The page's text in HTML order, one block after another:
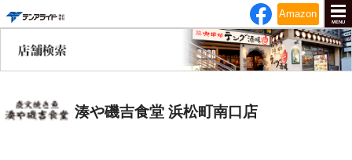
Amazon
MENU
湊や磯吉食堂 浜松町南口店